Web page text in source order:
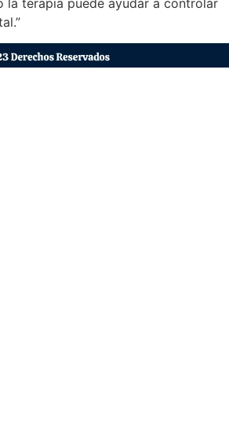
la terapia puede ayudar a controlar